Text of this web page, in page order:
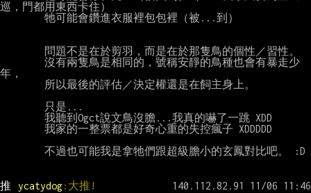
巡，門都用東西卡住）
年，
推 ycatydog:大推!